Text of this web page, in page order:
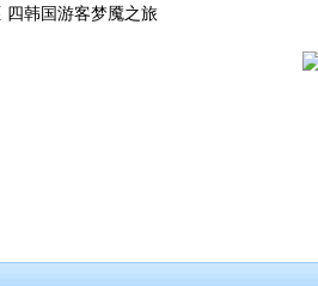
韩国游客梦魇之旅